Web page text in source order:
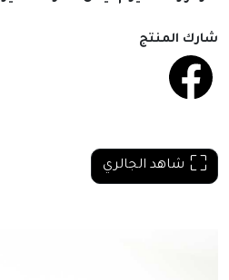
شارك المنتج
شاهد الجالري